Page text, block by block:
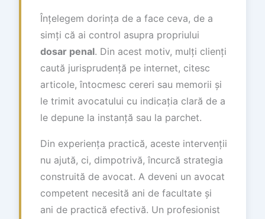
Înțelegem dorința de a face ceva, de a
simți că ai control asupra propriului
dosar penal. Din acest motiv, mulți clienți
caută jurisprudență pe internet, citesc
articole, întocmesc cereri sau memorii și
le trimit avocatului cu indicația clară de a
le depune la instanță sau la parchet.
Din experiența practică, aceste intervenții
nu ajută, ci, dimpotrivă, încurcă strategia
construită de avocat. A deveni un avocat
competent necesită ani de facultate și
ani de practică efectivă. Un profesionist